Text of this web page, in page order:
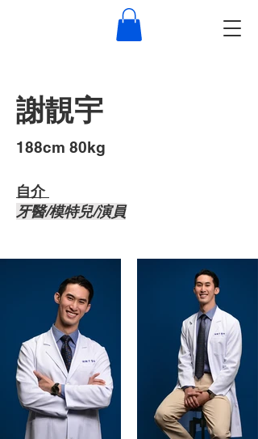
謝靚宇
​188cm 80kg
自介 ​
牙醫/模特兒/演員